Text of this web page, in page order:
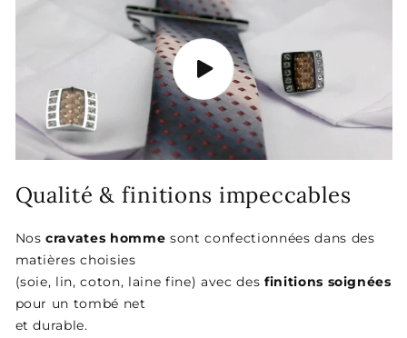
Qualité & finitions impeccables
Noscravates homme sont confectionnées dans des
matières choisies
(soie, lin, coton, laine fine) avec des finitions soignées
pour un tombé net
et durable.